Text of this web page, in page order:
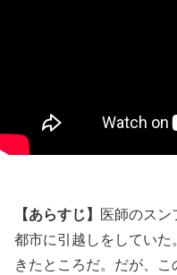
【あらすじ】 医師のスン
都市に引越しをしてい
きたところだ。だが、